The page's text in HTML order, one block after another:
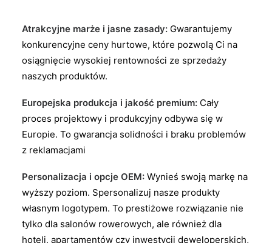
Atrakcyjne marże i jasne zasady: Gwarantujemy
konkurencyjne ceny hurtowe, które pozwolą Ci na
osiągnięcie wysokiej rentowności ze sprzedaży
naszych produktów.
Europejska produkcja i jakość premium: Cały
proces projektowy i produkcyjny odbywa się w
Europie. To gwarancja solidności i braku problemów
z reklamacjami
Personalizacja i opcje OEM: Wynieś swoją markę na
wyższy poziom. Spersonalizuj nasze produkty
własnym logotypem. To prestiżowe rozwiązanie nie
tylko dla salonów rowerowych, ale również dla
hoteli, apartamentów czy inwestycji deweloperskich,